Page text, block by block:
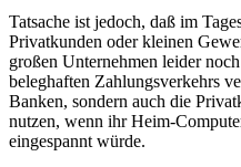
Tatsache ist jedoch, daß im
Privatkunden oder kleinen
großen Unternehmen leider
beleghaften Zahlungsverkehrs
Banken, sondern auch die
nutzen, wenn ihr Heim-
eingespannt würde.